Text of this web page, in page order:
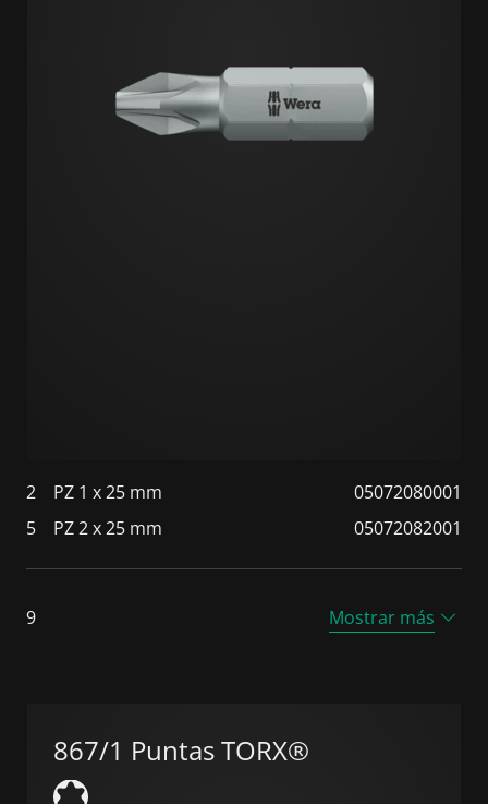
2 PZ 1 x 25 mm
05072080001
5
PZ 2 x 25 mm 05072082001
9 Mostrar más
867/1 Puntas TORX®